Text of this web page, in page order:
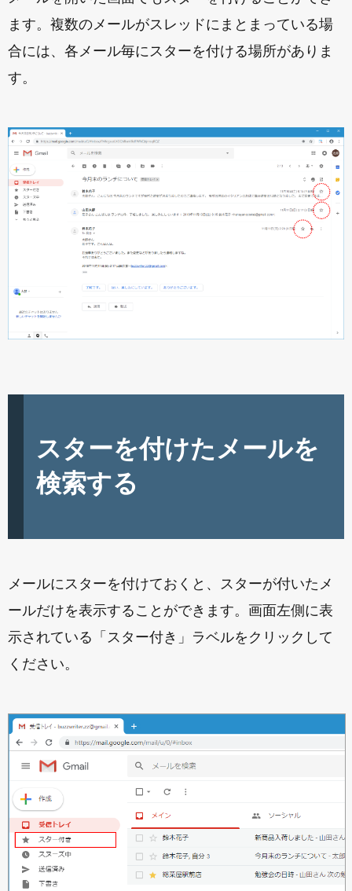
ます。複数のメールがスレッドにまとまっている場
合には、各メール毎にスターを付ける場所がありま
す。
スターを付けたメールを
検索する
メールにスターを付けておくと、スターが付いたメ
ールだけを表示することができます。画面左側に表
示されている「スター付き」ラベルをクリックして
ください。